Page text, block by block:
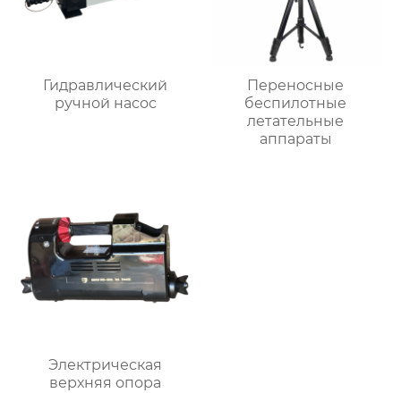
Гидравлический
ручной насос
Переносные
беспилотные
летательные
аппараты
Электрическая
верхняя опора